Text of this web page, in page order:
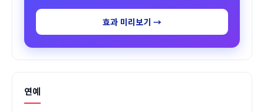
효과 미리보기 →
연예